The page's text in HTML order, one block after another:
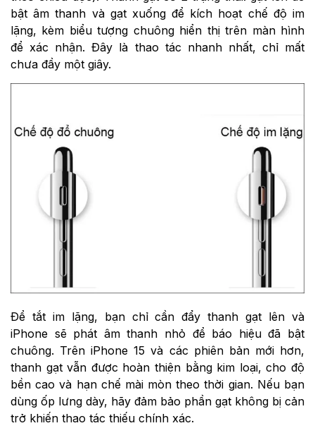
bật âm thanh và gạt xuống để kích hoạt chế độ im
lặng, kèm biểu tượng chuông hiển thị trên màn hình
để xác nhận. Đây là thao tác nhanh nhất, chỉ mất
chưa đầy một giây.
Để tắt im lặng, bạn chỉ cần đẩy thanh gạt lên và
iPhone sẽ phát âm thanh nhỏ để báo hiệu đã bật
chuông. Trên iPhone 15 và các phiên bản mới hơn,
thanh gạt vẫn được hoàn thiện bằng kim loại, cho độ
bền cao và hạn chế mài mòn theo thời gian. Nếu bạn
dùng ốp lưng dày, hãy đảm bảo phần gạt không bị cản
trở khiến thao tác thiếu chính xác.